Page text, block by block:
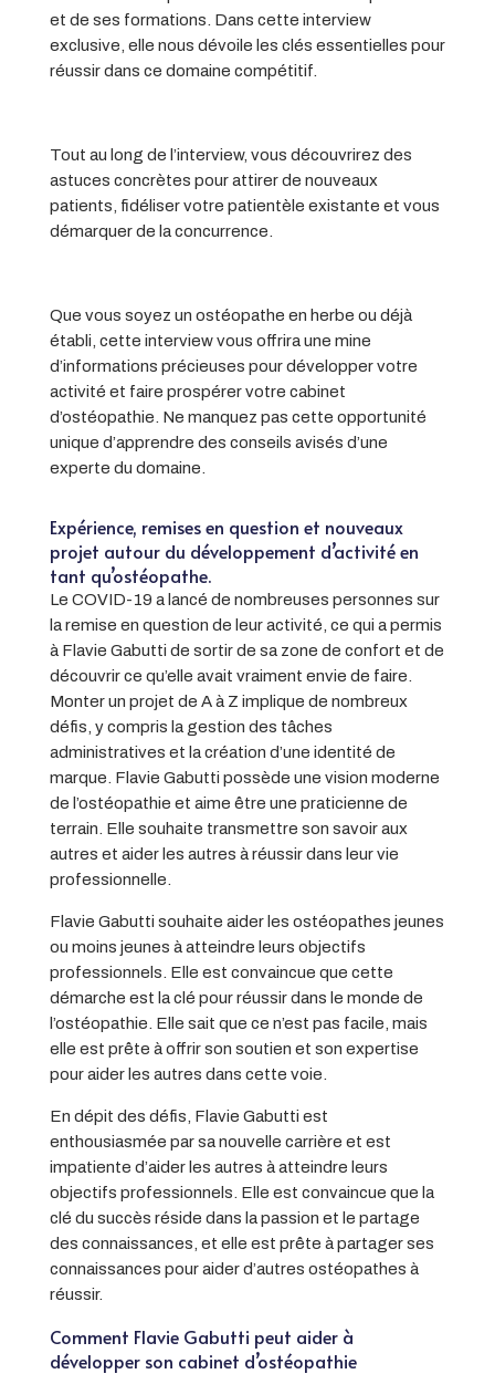
et de ses formations. Dans cette interview
exclusive, elle nous dévoile les clés essentielles pour
réussir dans ce domaine compétitif.
Tout au long de l’interview, vous découvrirez des
astuces concrètes pour attirer de nouveaux
patients, fidéliser votre patientèle existante et vous
démarquer de la concurrence.
Que vous soyez un ostéopathe en herbe ou déjà
établi, cette interview vous offrira une mine
d’informations précieuses pour développer votre
activité et faire prospérer votre cabinet
d’ostéopathie. Ne manquez pas cette opportunité
unique d’apprendre des conseils avisés d’une
experte du domaine.
Expérience, remises en question et nouveaux
projet autour du développement d’activité en
tant qu’ostéopathe.
Le COVID-19 a lancé de nombreuses personnes sur
la remise en question de leur activité, ce qui a permis
à Flavie Gabutti de sortir de sa zone de confort et de
découvrir ce qu’elle avait vraiment envie de faire.
Monter un projet de A à Z implique de nombreux
défis, y compris la gestion des tâches
administratives et la création d’une identité de
marque. Flavie Gabutti possède une vision moderne
de l’ostéopathie et aime être une praticienne de
terrain. Elle souhaite transmettre son savoir aux
autres et aider les autres à réussir dans leur vie
professionnelle.
Flavie Gabutti souhaite aider les ostéopathes jeunes
ou moins jeunes à atteindre leurs objectifs
professionnels. Elle est convaincue que cette
démarche est la clé pour réussir dans le monde de
l’ostéopathie. Elle sait que ce n’est pas facile, mais
elle est prête à offrir son soutien et son expertise
pour aider les autres dans cette voie.
En dépit des défis, Flavie Gabutti est
enthousiasmée par sa nouvelle carrière et est
impatiente d’aider les autres à atteindre leurs
objectifs professionnels. Elle est convaincue que la
clé du succès réside dans la passion et le partage
des connaissances, et elle est prête à partager ses
connaissances pour aider d’autres ostéopathes à
réussir.
Comment Flavie Gabutti peut aider à
développer son cabinet d’ostéopathie